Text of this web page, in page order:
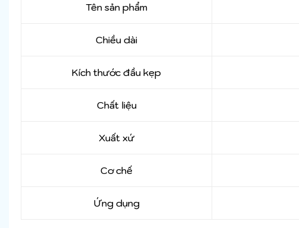
Tên sản phẩm
Chiều dài
Kích thước đầu kẹp
Chất liệu
Xuất xứ
Cơ chế
Ứng dụng